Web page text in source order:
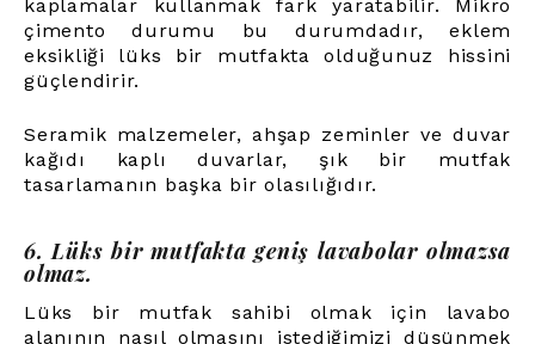
kaplamalar kullanmak fark yaratabilir. Mikro
çimento durumu bu durumdadır, eklem
eksikliği lüks bir mutfakta olduğunuz hissini
güçlendirir.
Seramik malzemeler, ahşap zeminler ve duvar
kağıdı kaplı duvarlar, şık bir mutfak
tasarlamanın başka bir olasılığıdır.
6. Lüks bir mutfakta geniş lavabolar olmazsa
olmaz.
Lüks bir mutfak sahibi olmak için lavabo
alanının nasıl olmasını istediğimizi düşünmek